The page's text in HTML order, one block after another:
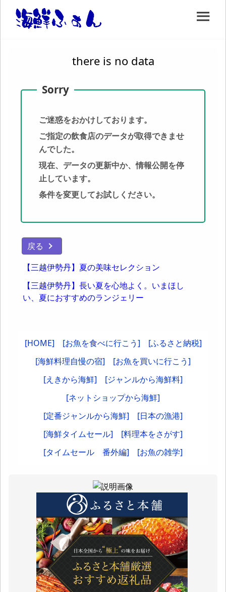
there is no data
ご迷惑をおかけしております。
ご指定の飲食店のデータが取得できませ
んでした。
現在、データの更新中か、情報公開を停
止しています。
条件を変更してお試しください。
戻る
【三越伊勢丹】夏の美味セレクション
【三越伊勢丹】長い夏を心地よく。いまほし
い、夏におすすめのランジェリー
[HOME] [お魚を食べに行こう]
[ふるさと納税]
[海鮮料理自慢の宿]
[お魚を買いに行こう]
[えきから海鮮]
[ジャンルから海鮮料]
[ネットショップから海鮮]
[定番ジャンルから海鮮]
[日本の漁港]
[海鮮タイムセール]
[料理本をさがす]
[タイムセール 番外編]
[お魚の雑学]